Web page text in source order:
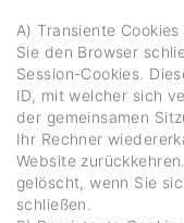
A) Tran­si­ente
Sie den Browser
Session-Cookies.
ID, mit welcher sich
der gemein­samen
Ihr Rechner
Website
gelöscht, wenn Sie
schließen.